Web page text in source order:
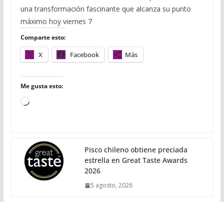
e
b
o
t
t
e
b
l
t
s
i
l
i
l
p
a
una transformación fascinante que alcanza su punto
máximo hoy viernes 7
Comparte esto:
X Facebook Más
Me gusta esto:
Cargando...
Pisco chileno obtiene preciada
estrella en Great Taste Awards
2026
5 agosto, 2026